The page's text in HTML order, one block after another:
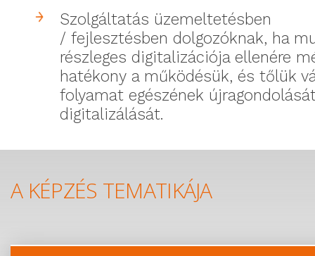
Szolgáltatás üzemeltetésben
/ fejlesztésben dolgozóknak, ha
részleges digitalizációja ellenére
hatékony a működésük, és tőlük
folyamat egészének
digitalizálását.
A KÉPZÉS TEMATIKÁJA